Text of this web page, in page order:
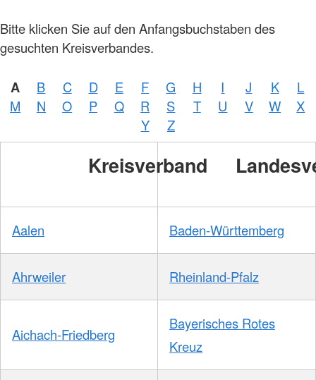
Bitte klicken Sie auf den Anfangsbuchstaben des
gesuchten Kreisverbandes.
A B C D E F G H I J K
L
M
N O P Q R S T U V W
X
Y
Z
Kreisverband
Aalen Baden-Württemberg
Ahrweiler Rheinland-Pfalz
Aichach-Friedberg
Bayerisches Rotes
Kreuz